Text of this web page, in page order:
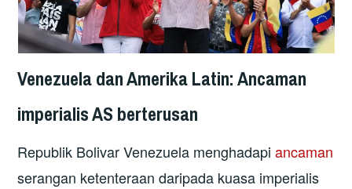
Venezuela dan Amerika Latin: Ancaman
imperialis AS berterusan
Republik Bolivar Venezuela menghadapiancaman
serangan ketenteraan daripada kuasa imperialis